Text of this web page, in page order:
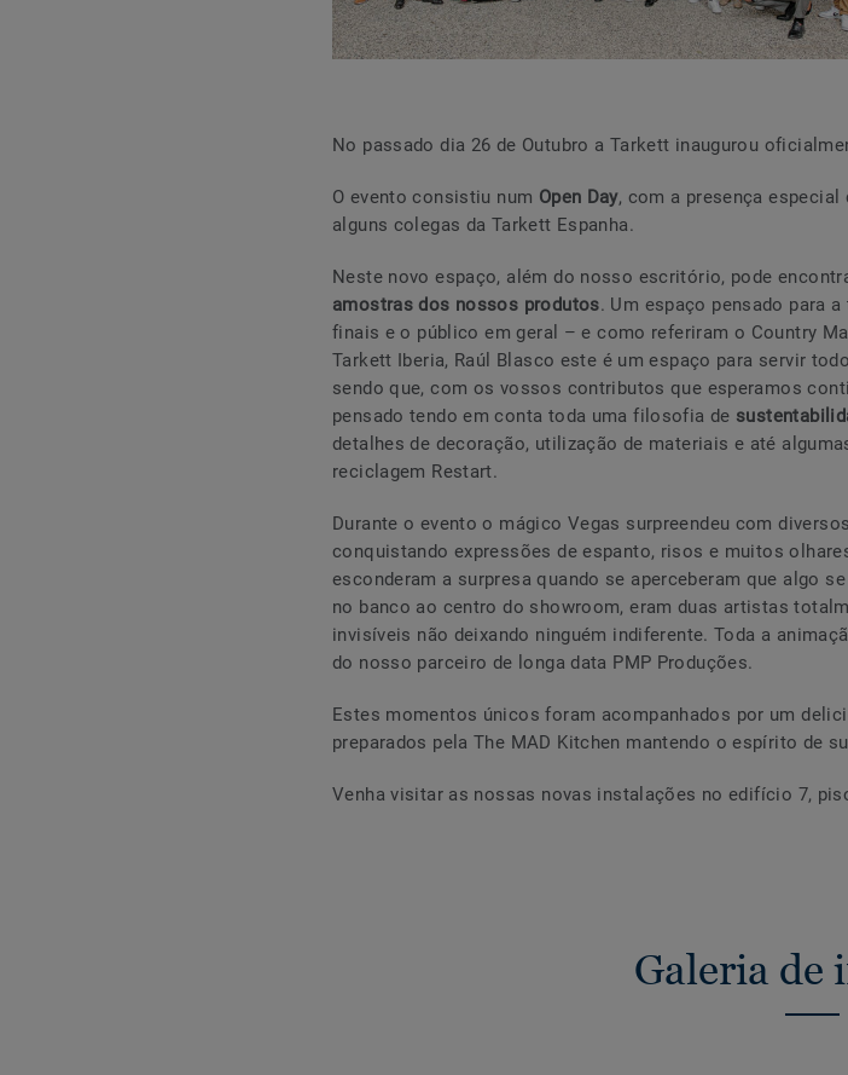
No passado dia 26 de Outubro a Tarkett inaugurou
O evento consistiu num Open Day, com a presença
alguns colegas da Tarkett Espanha.
Neste novo espaço, além do nosso escritório, pode
amostras dos nossos produtos. Um espaço pensado para
finais e o público em geral – e como referiram o Country
Tarkett Iberia, Raúl Blasco este é um espaço para servir
sendo que, com os vossos contributos que esperamos
pensado tendo em conta toda uma filosofia de
detalhes de decoração, utilização de materiais e até
reciclagem Restart.
Durante o evento o mágico Vegas surpreendeu com
conquistando expressões de espanto, risos e muitos
esconderam a surpresa quando se aperceberam que algo
no banco ao centro do showroom, eram duas artistas
invisíveis não deixando ninguém indiferente. Toda a
do nosso parceiro de longa data PMP Produções.
Estes momentos únicos foram acompanhados por um
preparados pela The MAD Kitchen mantendo o espírito de
Venha visitar as nossas novas instalações no edifício 7,
Galeria de